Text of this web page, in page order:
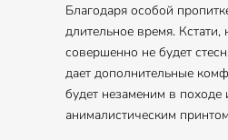
Благодаря особой
длительное время.
совершенно не будет
дает дополнительные
будет незаменим в
анималистическим